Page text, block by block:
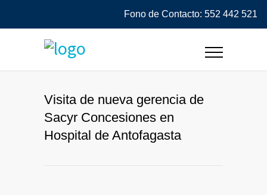
Fono de Contacto: 552 442 521
Visita de nueva gerencia de
Sacyr Concesiones en
Hospital de Antofagasta